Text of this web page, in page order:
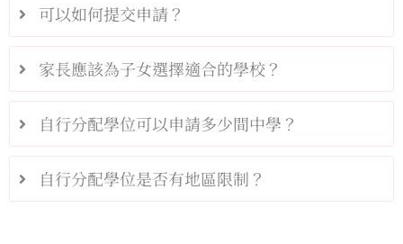
可以如何提交申請？
家長應該為子女選擇適合的學校？
自行分配學位可以申請多少間中學？
自行分配學位是否有地區限制？